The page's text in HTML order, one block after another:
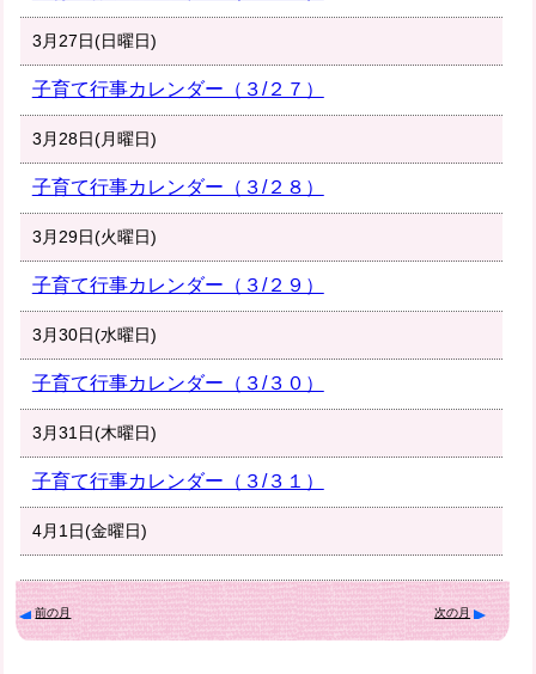
3月27日(日曜日)
子育て行事カレンダー（３/２７）
3月28日(月曜日)
子育て行事カレンダー（３/２８）
3月29日(火曜日)
子育て行事カレンダー（３/２９）
3月30日(水曜日)
子育て行事カレンダー（３/３０）
3月31日(木曜日)
子育て行事カレンダー（３/３１）
4月1日(金曜日)
前の月 次の月